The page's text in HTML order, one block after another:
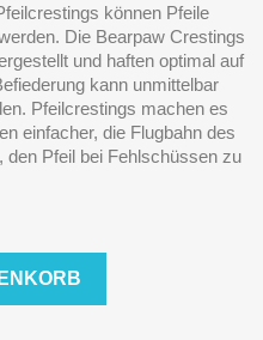
können Pfeile
Die Bearpaw Crestings
und haften optimal auf
kann unmittelbar
Pfeilcrestings machen es
einfacher, die Flugbahn des
den Pfeil bei Fehlschüssen zu